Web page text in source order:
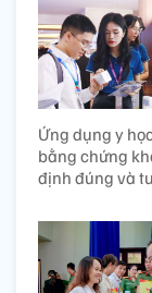
Ứng dụng y
bằng chứng
định đúng và